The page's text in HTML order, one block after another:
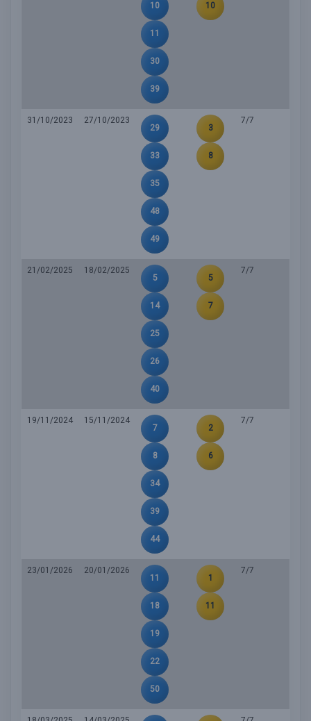
10
11
30
39
10
31/10/2023
27/10/2023
29
33
35
48
49
3
8
7/7
21/02/2025
18/02/2025
5
14
25
26
40
5
7
7/7
19/11/2024
15/11/2024
7
8
34
39
44
2
6
7/7
23/01/2026
20/01/2026
11
18
19
22
50
1
11
7/7